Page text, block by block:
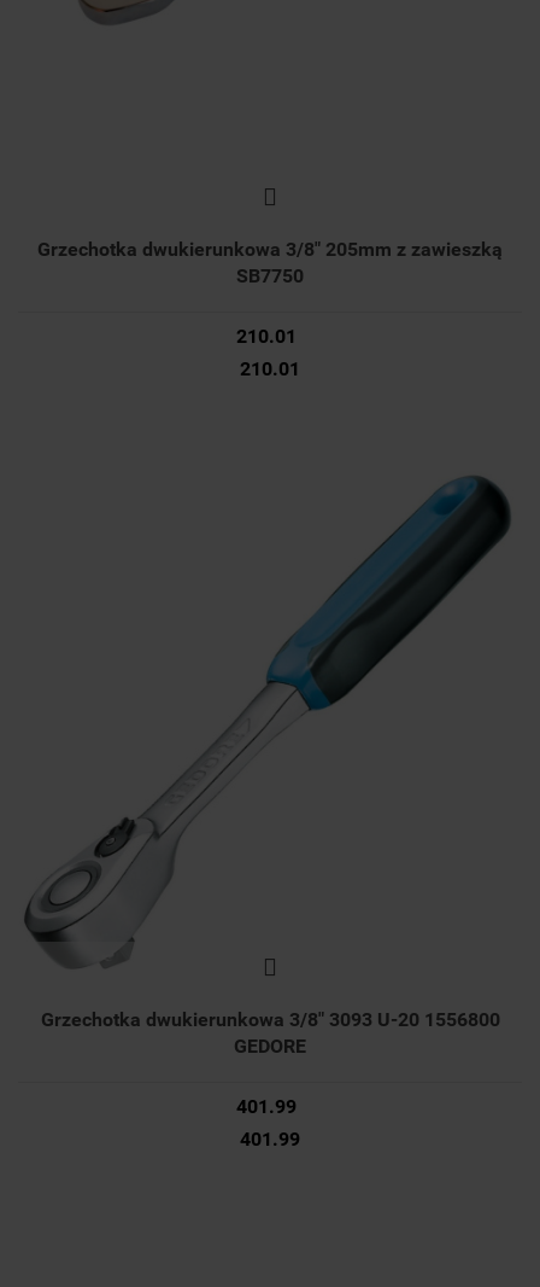
Grzechotka dwukierunkowa 3/8" 205mm z zawieszką
SB7750
210.01
210.01
Grzechotka dwukierunkowa 3/8" 3093 U-20 1556800
GEDORE
401.99
401.99